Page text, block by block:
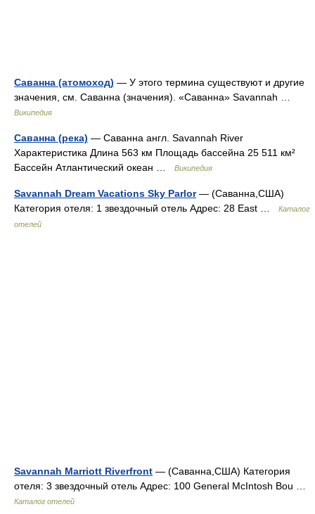
Саванна (атомоход) — У этого термина существуют и другие
значения, см. Саванна (значения). «Саванна» Savannah …
Википедия
Саванна (река) — Саванна англ. Savannah River
Характеристика Длина 563 км Площадь бассейна 25 511 км²
Бассейн Атлантический океан …
Википедия
Savannah Dream Vacations Sky Parlor— (Саванна,США)
Категория отеля: 1 звездочный отель Адрес: 28 East …
Каталог
отелей
Savannah Marriott Riverfront — (Саванна,США) Категория
отеля: 3 звездочный отель Адрес: 100 General McIntosh Bou …
Каталог отелей